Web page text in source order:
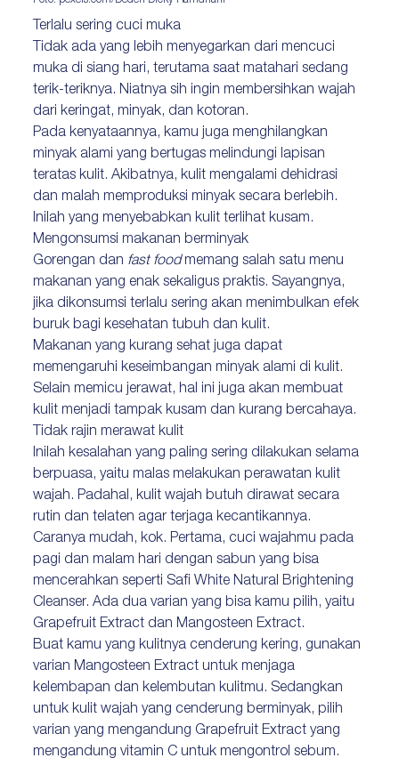
Terlalu sering cuci muka
Tidak ada yang lebih menyegarkan dari mencuci
muka di siang hari, terutama saat matahari sedang
terik-teriknya. Niatnya sih ingin membersihkan wajah
dari keringat, minyak, dan kotoran.
Pada kenyataannya, kamu juga menghilangkan
minyak alami yang bertugas melindungi lapisan
teratas kulit. Akibatnya, kulit mengalami dehidrasi
dan malah memproduksi minyak secara berlebih.
Inilah yang menyebabkan kulit terlihat kusam.
Mengonsumsi makanan berminyak
Gorengan dan fast foodmemang salah satu menu
makanan yang enak sekaligus praktis. Sayangnya,
jika dikonsumsi terlalu sering akan menimbulkan efek
buruk bagi kesehatan tubuh dan kulit.
Makanan yang kurang sehat juga dapat
memengaruhi keseimbangan minyak alami di kulit.
Selain memicu jerawat, hal ini juga akan membuat
kulit menjadi tampak kusam dan kurang bercahaya.
Tidak rajin merawat kulit
Inilah kesalahan yang paling sering dilakukan selama
berpuasa, yaitu malas melakukan perawatan kulit
wajah. Padahal, kulit wajah butuh dirawat secara
rutin dan telaten agar terjaga kecantikannya.
Caranya mudah, kok. Pertama, cuci wajahmu pada
pagi dan malam hari dengan sabun yang bisa
mencerahkan seperti Safi White Natural Brightening
Cleanser. Ada dua varian yang bisa kamu pilih, yaitu
Grapefruit Extract dan Mangosteen Extract.
Buat kamu yang kulitnya cenderung kering, gunakan
varian Mangosteen Extract untuk menjaga
kelembapan dan kelembutan kulitmu. Sedangkan
untuk kulit wajah yang cenderung berminyak, pilih
varian yang mengandung Grapefruit Extract yang
mengandung vitamin C untuk mengontrol sebum.